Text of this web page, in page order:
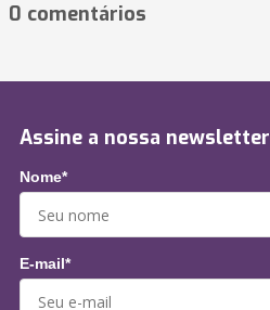
0 comentários
Assine a nossa newsletter
Nome*
E-mail*